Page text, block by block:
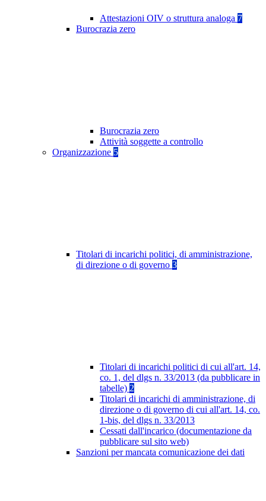
Attestazioni OIV o struttura analoga 7
Burocrazia zero
Burocrazia zero
Attività soggette a controllo
Organizzazione 5
Titolari di incarichi politici, di amministrazione,
di direzione o di governo 3
Titolari di incarichi politici di cui all'art. 14,
co. 1, del dlgs n. 33/2013 (da pubblicare in
tabelle) 2
Titolari di incarichi di amministrazione, di
direzione o di governo di cui all'art. 14, co.
1-bis, del dlgs n. 33/2013
Cessati dall'incarico (documentazione da
pubblicare sul sito web)
Sanzioni per mancata comunicazione dei dati